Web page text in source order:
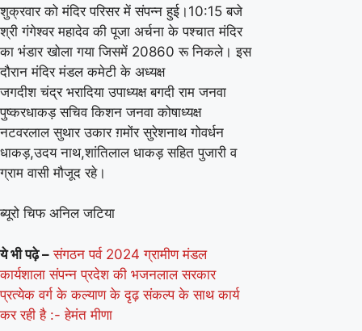
शुक्रवार को मंदिर परिसर में संपन्न हुई।10:15 बजे
श्री गंगेश्वर महादेव की पूजा अर्चना के पश्चात मंदिर
का भंडार खोला गया जिसमें 20860 रू निकले। इस
दौरान मंदिर मंडल कमेटी के अध्यक्ष
जगदीश चंद्र भरादिया उपाध्यक्ष बगदी राम जनवा
पुष्करधाकड़ सचिव किशन जनवा कोषाध्यक्ष
नटवरलाल सुथार उकार ग़मोंर सुरेशनाथ गोवर्धन
धाकड़,उदय नाथ,शांतिलाल धाकड़ सहित पुजारी व
ग्राम वासी मौजूद रहे।
ब्यूरो चिफ अनिल जटिया
ये भी पढ़े – संगठन पर्व 2024 ग्रामीण मंडल
कार्यशाला संपन्न प्रदेश की भजनलाल सरकार
प्रत्येक वर्ग के कल्याण के दृढ़ संकल्प के साथ कार्य
कर रही है :- हेमंत मीणा